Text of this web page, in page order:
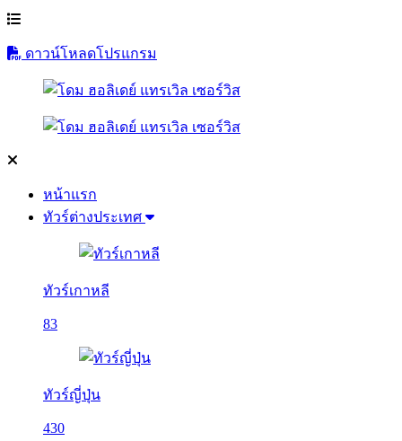
ดาวน์โหลดโปรแกรม
หน้าแรก
ทัวร์ต่างประเทศ
ทัวร์เกาหลี
83
ทัวร์ญี่ปุ่น
430